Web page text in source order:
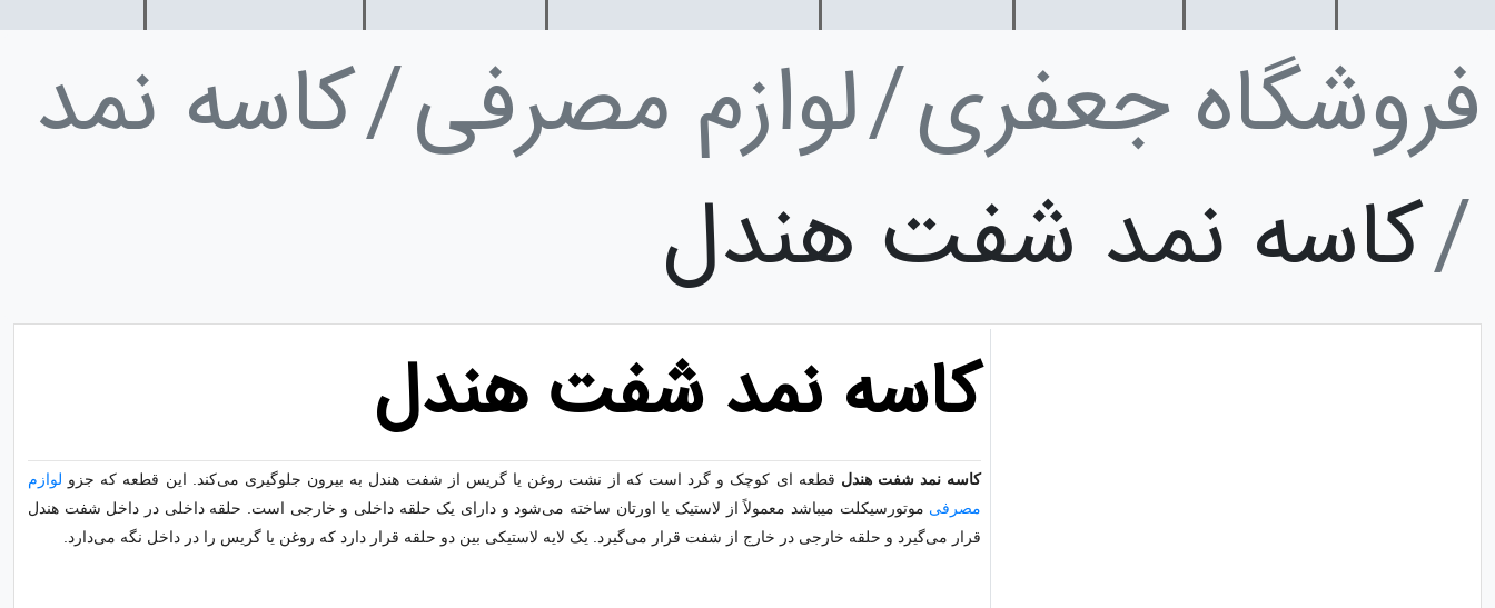
فروشگاه جعفری لوازم مصرفی کاسه نمد
کاسه نمد شفت هندل
کاسه نمد شفت هندل
کاسه نمد شفت هندل قطعه ای کوچک و گرد است که از نشت روغن یا گریس از شفت هندل به بیرون جلوگیری می‌کند. این قطعه که جزو لوازم
مصرفی موتورسیکلت میباشد معمولاً از لاستیک یا اورتان ساخته می‌شود و دارای یک حلقه داخلی و خارجی است.
حلقه داخلی در داخل شفت هندل
قرار می‌گیرد و حلقه خارجی در خارج از شفت قرار می‌گیرد.
یک لایه لاستیکی بین دو حلقه قرار دارد که روغن یا گریس را در داخل نگه می‌دارد.